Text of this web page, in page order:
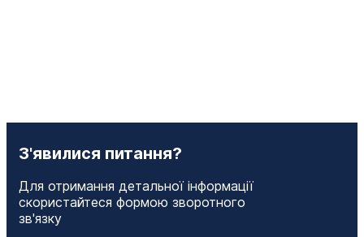
З'явилися питання?
Для отримання детальної інформації
скористайтеся формою зворотного
зв'язку